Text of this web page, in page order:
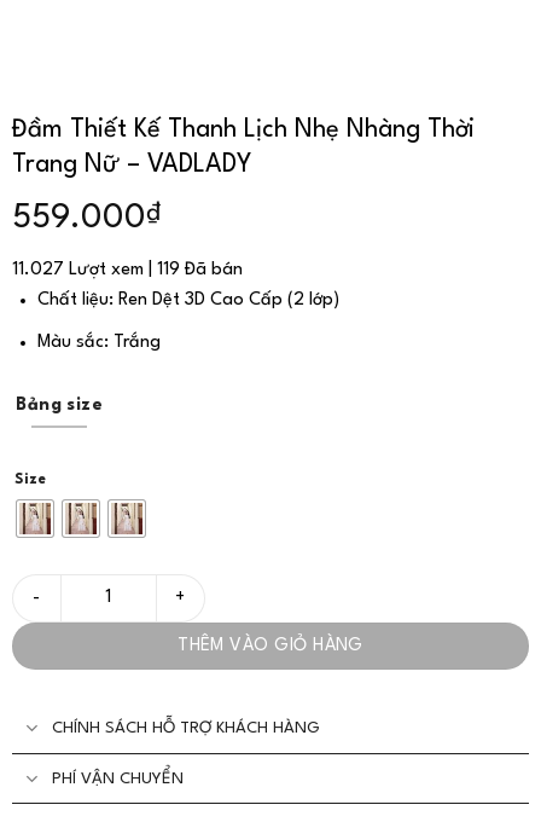
Đầm Thiết Kế Thanh Lịch Nhẹ Nhàng Thời
Trang Nữ – VADLADY
559.000₫
11.027 Lượt xem | 119 Đã bán
Chất liệu: Ren Dệt 3D Cao Cấp (2 lớp)
Màu sắc: Trắng
Bảng size
Size
Đầm Thiết Kế Thanh Lịch Nhẹ Nhàng Thời Trang Nữ - VADLADY
THÊM VÀO GIỎ HÀNG
CHÍNH SÁCH HỖ TRỢ KHÁCH HÀNG
PHÍ VẬN CHUYỂN